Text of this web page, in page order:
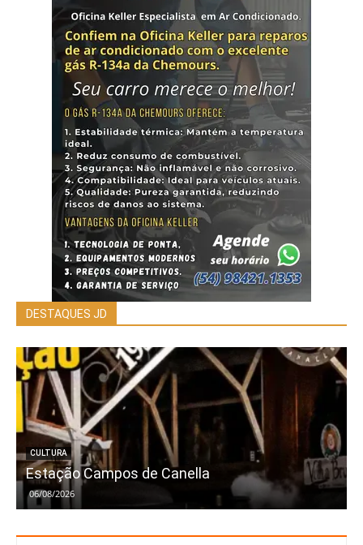
DESTAQUES JD
CULTURA
Estação Campos de Canella
06/08/2026